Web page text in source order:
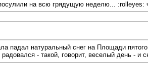
на всю грядущую неделю... :rolleyes:
падал натуральный снег на Площади
- такой, говорит, веселый день - и